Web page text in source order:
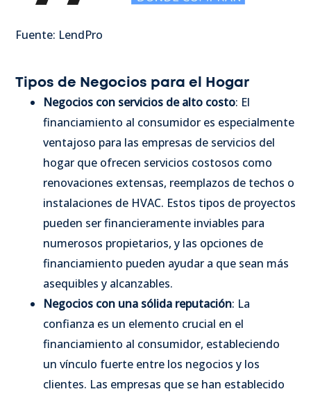
Fuente: LendPro
Tipos de Negocios para el Hogar
Negocios con servicios de alto costo: El
financiamiento al consumidor es especialmente
ventajoso para las empresas de servicios del
hogar que ofrecen servicios costosos como
renovaciones extensas, reemplazos de techos o
instalaciones de HVAC. Estos tipos de proyectos
pueden ser financieramente inviables para
numerosos propietarios, y las opciones de
financiamiento pueden ayudar a que sean más
asequibles y alcanzables.
Negocios con una sólida reputación: La
confianza es un elemento crucial en el
financiamiento al consumidor, estableciendo
un vínculo fuerte entre los negocios y los
clientes. Las empresas que se han establecido